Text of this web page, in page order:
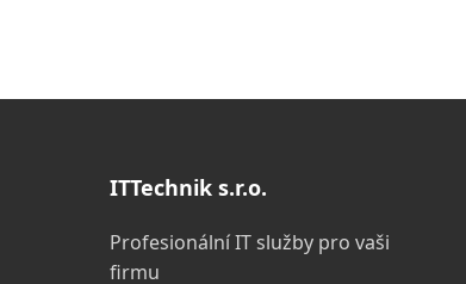
ITTechnik s.r.o.
Profesionální IT služby pro vaši
firmu